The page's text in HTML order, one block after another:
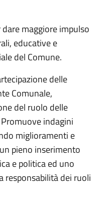
maggiore impulso
educative e
del Comune.
delle
Comunale,
del ruolo delle
indagini
miglioramenti e
pieno inserimento
e politica ed uno
responsabilità dei ruoli